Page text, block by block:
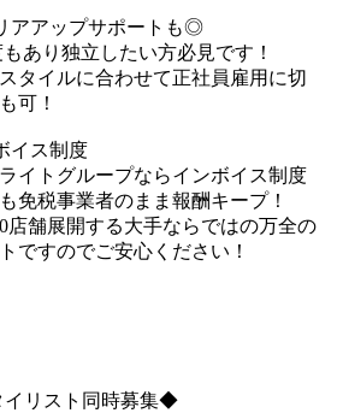
アアップサポートも◎
あり独立したい方必見です！
タイルに合わせて正社員雇用に切
可！
イス制度
イトグループならインボイス制度
免税事業者のまま報酬キープ！
店舗展開する大手ならではの万全の
ですのでご安心ください！
リスト同時募集◆